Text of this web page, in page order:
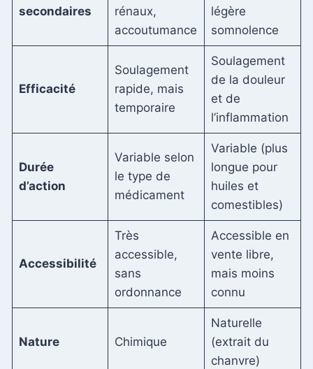
secondaires
rénaux,
accoutumance
légère
somnolence
Efficacité
Soulagement
rapide, mais
temporaire
Soulagement
de la douleur
et de
l’inflammation
Durée
d’action
Variable selon
le type de
médicament
Variable (plus
longue pour
huiles et
comestibles)
Accessibilité
Très
accessible,
sans
ordonnance
Accessible en
vente libre,
mais moins
connu
Nature Chimique
Naturelle
(extrait du
chanvre)